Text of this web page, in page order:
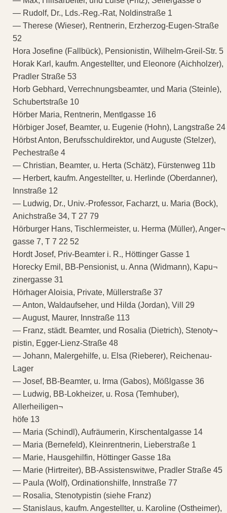
— Rudolf, Dr., Lds.-Reg.-Rat, Noldinstraße 1
— Therese (Wieser), Rentnerin, Erzherzog-Eugen-Straße
52
Hora Josefine (Fallbück), Pensionistin, Wilhelm-Greil-Str. 5
Horak Karl, kaufm. Angestellter, und Eleonore (Aichholzer),
Pradler Straße 53
Horb Gebhard, Verrechnungsbeamter, und Maria (Steinle),
Schubertstraße 10
Hörber Maria, Rentnerin, Mentlgasse 16
Hörbiger Josef, Beamter, u. Eugenie (Hohn), Langstraße 24
Hörbst Anton, Berufsschuldirektor, und Auguste (Stelzer),
Pechestraße 4
— Christian, Beamter, u. Herta (Schätz), Fürstenweg 11b
— Herbert, kaufm. Angestellter, u. Herlinde (Oberdanner),
Innstraße 12
— Ludwig, Dr., Univ.-Professor, Facharzt, u. Maria (Bock),
Anichstraße 34, T 27 79
Hörburger Hans, Tischlermeister, u. Herma (Müller), Anger¬
gasse 7, T 7 22 52
Hordt Josef, Priv-Beamter i. R., Höttinger Gasse 1
Horecky Emil, BB-Pensionist, u. Anna (Widmann), Kapu¬
zinergasse 31
Hörhager Aloisia, Private, Müllerstraße 37
— Anton, Waldaufseher, und Hilda (Jordan), Vill 29
— August, Maurer, Innstraße 113
— Franz, städt. Beamter, und Rosalia (Dietrich), Stenoty¬
pistin, Egger-Lienz-Straße 48
— Johann, Malergehilfe, u. Elsa (Rieberer), Reichenau-
Lager
— Josef, BB-Beamter, u. Irma (Gabos), Mößlgasse 36
— Ludwig, BB-Lokheizer, u. Rosa (Temhuber),
Allerheiligen¬
höfe 13
— Maria (Schindl), Aufräumerin, Kirschentalgasse 14
— Maria (Bernefeld), Kleinrentnerin, Lieberstraße 1
— Marie, Hausgehilfin, Höttinger Gasse 18a
— Marie (Hirtreiter), BB-Assistenswitwe, Pradler Straße 45
— Paula (Wolf), Ordinationshilfe, Innstraße 77
— Rosalia, Stenotypistin (siehe Franz)
— Stanislaus, kaufm. Angestellter, u. Karoline (Ostheimer),